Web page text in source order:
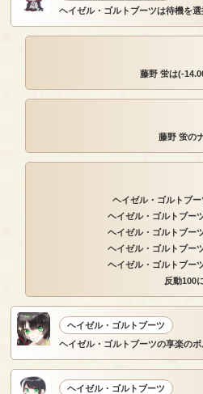
ヘイゼル・ゴルトブーツは待機を選
藤野 蛍は(-
藤野 蛍の
ヘイゼル・ゴルトブ
ヘイゼル・ゴルトブー
ヘイゼル・ゴルトブー
ヘイゼル・ゴルトブー
ヘイゼル・ゴルトブー
反動100
ヘイゼル・ゴルトブーツ
ヘイゼル・ゴルトブーツの享楽のボ
ヘイゼル・ゴルトブーツ